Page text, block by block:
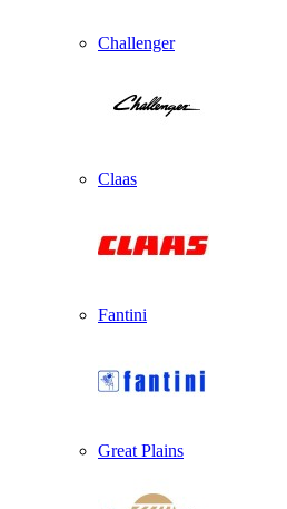
Challenger
Claas
Fantini
Great Plains